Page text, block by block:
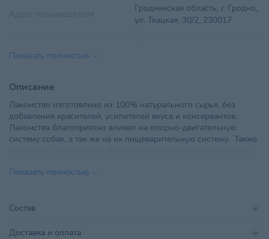
Гродненская область, г. Гродно,
ул. Ткацкая, 30/2, 230017
Вкус
Возраст питомца Взрослые 1-6 лет
ЧТУП "ТУЗИК", Минская
Поставщик
Производитель
Показать полностью
Описание
Лакомство изготовлено из 100% натурального сырья, без
добавления красителей, усилителей вкуса и консервантов.
Лакомства благоприятно влияют на опорно-двигательную
систему собак, а так же на их пищеварительную систему. Также
Состав: легкое говяжье, трахея говяжья.
Срок годности: 12 мес.
Показать полностью
Состав
Доставка и оплата